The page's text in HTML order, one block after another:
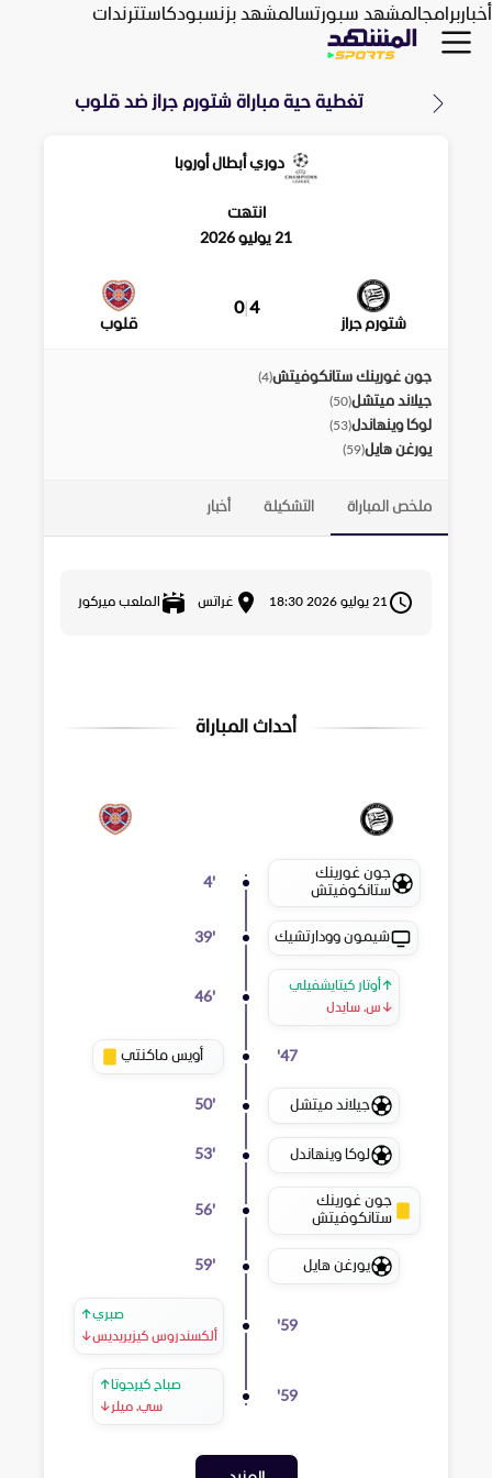
أخباربرامجالمشهد سبورتسالمشهد بزنسبودكاستترندات
تغطية حية مباراةشتورم جراز ضدقلوب
دوري أبطال أوروبا
انتهت
21 يوليو 2026
شتورم جراز
4
|
0
قلوب
جون غورينك ستانكوفيتش(
4
)
جيلاند ميتشل(
50
)
لوكا وينهاندل(
53
)
يورغن هايل(
59
)
ملخص المباراة التشكيلة أخبار
21 يوليو 2026 18:30 غراتس الملعب ميركور
أحداث المباراة
جون غورينك
ستانكوفيتش
4'
شيمون وودارتشيك 39'
↑ أوتار كيتايشفيلي
↓ س. سايدل
46'
47
' أويس ماكنتي
جيلاند ميتشل 50'
لوكا وينهاندل 53'
جون غورينك
ستانكوفيتش
56'
يورغن هايل 59'
59
'
↑صبري
↓ألكسندروس كيزيريديس
59
'
↑صباح كيرجوتا
↓سي. ميلر